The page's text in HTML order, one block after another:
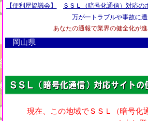
岡山県